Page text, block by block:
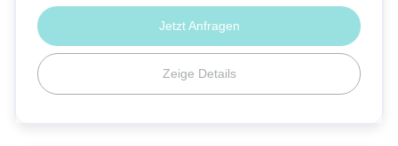
Zeige Details
Jetzt Anfragen